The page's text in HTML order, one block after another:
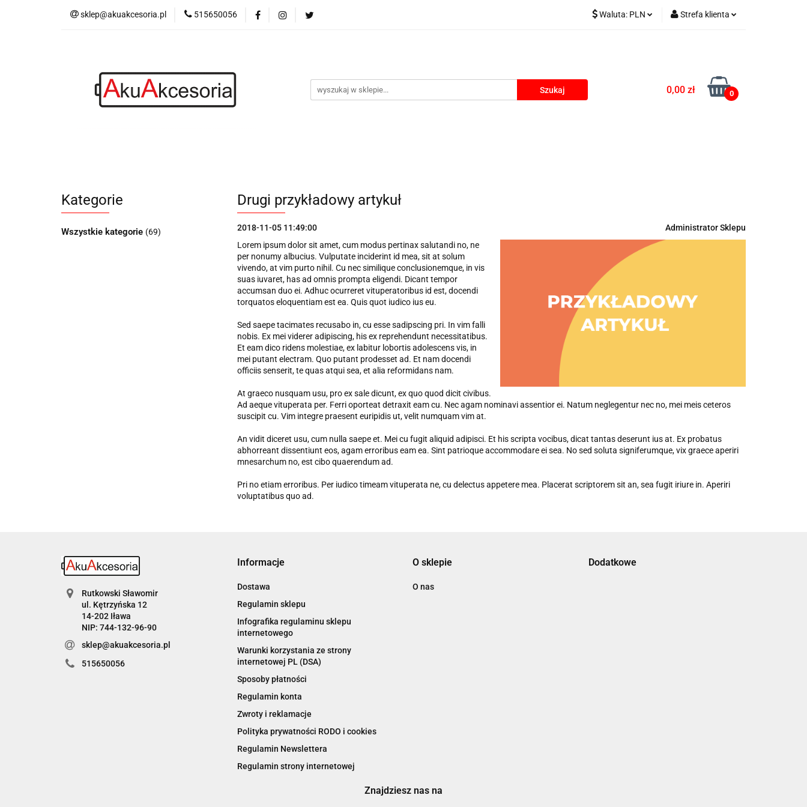
sklep@akuakcesoria.pl 515650056 Waluta: PLN Strefa klienta
Dodaj zgłoszenie
Zgody cookies
0,00 zł 0
Akumulatorki Ładowarki Akumulatorki na USB
Kategorie
Wszystkie kategorie (69)
Drugi przykładowy artykuł
2018-11-05 11:49:00
Administrator Sklepu
Lorem ipsum dolor sit amet, cum modus pertinax salutandi no, ne
per nonumy albucius. Vulputate inciderint id mea, sit at solum
vivendo, at vim purto nihil. Cu nec similique conclusionemque, in vis
suas iuvaret, has ad omnis prompta eligendi. Dicant tempor
accumsan duo ei. Adhuc ocurreret vituperatoribus id est, docendi
torquatos eloquentiam est ea. Quis quot iudico ius eu.
Sed saepe tacimates recusabo in, cu esse sadipscing pri. In vim falli
nobis. Ex mei viderer adipiscing, his ex reprehendunt necessitatibus.
Et eam dico ridens molestiae, ex labitur lobortis adolescens vis, in
mei putant electram. Quo putant prodesset ad. Et nam docendi
officiis senserit, te quas atqui sea, et alia reformidans nam.
At graeco nusquam usu, pro ex sale dicunt, ex quo quod dicit civibus.
Ad aeque vituperata per. Ferri oporteat detraxit eam cu. Nec agam nominavi assentior ei. Natum neglegentur nec no, mei meis ceteros
suscipit cu. Vim integre praesent euripidis ut, velit numquam vim at.
An vidit diceret usu, cum nulla saepe et. Mei cu fugit aliquid adipisci. Et his scripta vocibus, dicat tantas deserunt ius at. Ex probatus
abhorreant dissentiunt eos, agam erroribus eam ea. Sint patrioque accommodare ei sea. No sed soluta signiferumque, vix graece aperiri
mnesarchum no, est cibo quaerendum ad.
Pri no etiam erroribus. Per iudico timeam vituperata ne, cu delectus appetere mea. Placerat scriptorem sit an, sea fugit iriure in. Aperiri
voluptatibus quo ad.
Rutkowski Sławomir
ul. Kętrzyńska 12
14-202 Iława
NIP: 744-132-96-90
sklep@akuakcesoria.pl
515650056
Informacje
Dostawa
Regulamin sklepu
Infografika regulaminu sklepu
internetowego
Warunki korzystania ze strony
internetowej PL (DSA)
Sposoby płatności
Regulamin konta
Zwroty i reklamacje
Polityka prywatności RODO i cookies
Regulamin Newslettera
Regulamin strony internetowej
O sklepie
O nas
Dodatkowe
Znajdziesz nas na